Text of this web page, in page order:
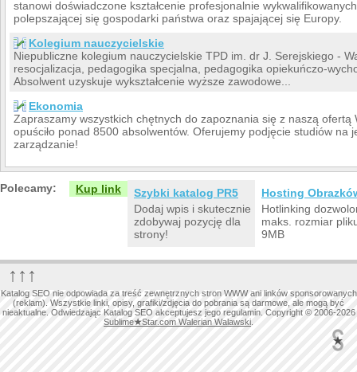
stanowi doświadczone kształcenie profesjonalnie
polepszającej się gospodarki państwa oraz spajającej się Europy.
Kolegium nauczycielskie
Niepubliczne kolegium nauczycielskie TPD im. dr J. Serejskiego -
resocjalizacja, pedagogika specjalna, pedagogika opiekuńczo-
Absolwent uzyskuje wykształcenie wyższe zawodowe...
Ekonomia
Zapraszamy wszystkich chętnych do zapoznania się z naszą ofertą
opuściło ponad 8500 absolwentów. Oferujemy podjęcie studiów na
zarządzanie!
Polecamy: Kup link
Szybki katalog PR5
Dodaj wpis i skutecznie
zdobywaj pozycję dla
strony!
Hosting
Hotlinking
maks. rozmiar
9MB
↑↑↑
Katalog SEO nie odpowiada za treść zewnętrznych stron WWW ani linków sponsorowanych
(reklam). Wszystkie linki, opisy, grafiki/zdjęcia do pobrania są darmowe, ale mogą być
nieaktualne. Odwiedzając Katalog SEO akceptujesz jego regulamin. Copyright © 2006-2026
Sublime★Star.com Walerian Walawski